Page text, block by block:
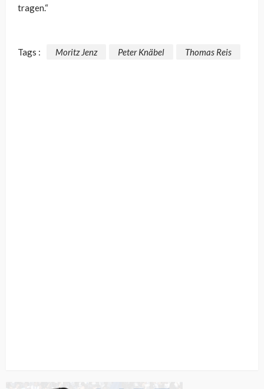
tragen.“
Tags : Moritz Jenz Peter Knäbel Thomas Reis